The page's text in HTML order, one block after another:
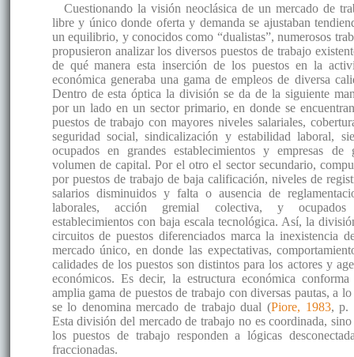
Cuestionando la visión neoclásica de un mercado de
libre y único donde oferta y demanda se ajustaban
un equilibrio, y conocidos como “dualistas”, numerosos
propusieron analizar los diversos puestos de trabajo
de qué manera esta inserción de los puestos en la
económica generaba una gama de empleos de diversa
Dentro de esta óptica la división se da de la siguiente
por un lado en un sector primario, en donde se
puestos de trabajo con mayores niveles salariales,
seguridad social, sindicalización y estabilidad laboral,
ocupados en grandes establecimientos y empresas de
volumen de capital. Por el otro el sector secundario,
por puestos de trabajo de baja calificación, niveles de
salarios disminuidos y falta o ausencia de
laborales, acción gremial colectiva, y
establecimientos con baja escala tecnológica. Así, la
circuitos de puestos diferenciados marca la inexistencia
mercado único, en donde las expectativas,
calidades de los puestos son distintos para los actores y
económicos. Es decir, la estructura económica conforma
amplia gama de puestos de trabajo con diversas pautas, a
se lo denomina mercado de trabajo dual (Piore, 1983, p.
Esta división del mercado de trabajo no es coordinada,
los puestos de trabajo responden a lógicas
fraccionadas.